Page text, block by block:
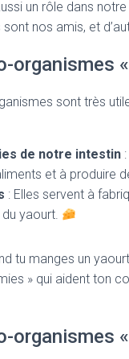
un rôle dans
nos amis, et
organismes
sont très
de notre intestin
et à produire
: Elles servent à
yaourt.
tu manges un
» qui aident ton
organismes